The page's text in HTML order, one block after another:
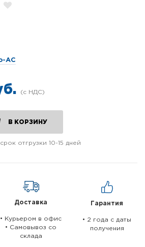
АС
В КОРЗИНУ
отгрузки 10-15 дней
Доставка
• Курьером в офис
• Самовывоз со
склада
Гарантия
• 2 года c даты
получения